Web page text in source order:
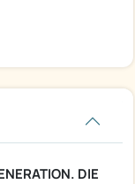
DIE